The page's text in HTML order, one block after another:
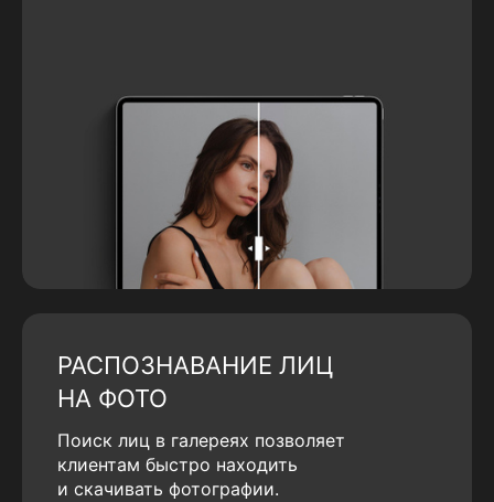
РАСПОЗНАВАНИЕ ЛИЦ
НА ФОТО
Поиск лиц в галереях позволяет
клиентам быстро находить
и скачивать фотографии.